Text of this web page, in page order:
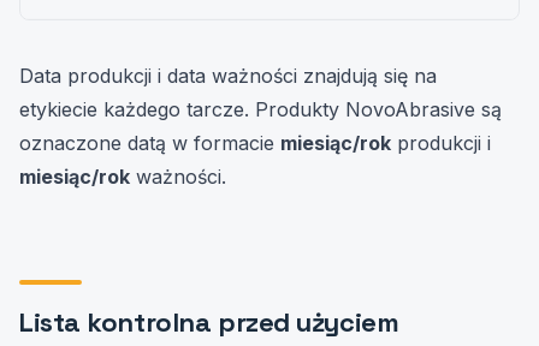
Data produkcji i data ważności znajdują się na
etykiecie każdego tarcze. Produkty NovoAbrasive są
oznaczone datą w formacie miesiąc/rok produkcji i
miesiąc/rok ważności.
Lista kontrolna przed użyciem